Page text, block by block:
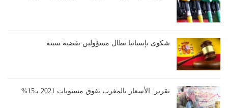
شكوى بإسبانيا تطال مسؤولين بقضية سبتة
تقرير: الأسعار بالمغرب تفوق مستويات 2021 بـ15%